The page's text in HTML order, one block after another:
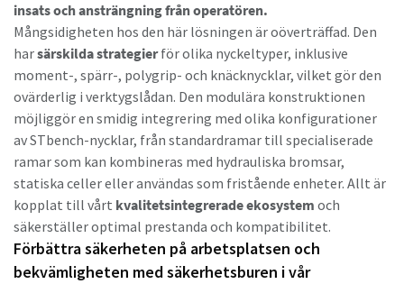
insats och ansträngning från operatören.
Mångsidigheten hos den här lösningen är oöverträffad. Den
harsärskilda strategierför olika nyckeltyper, inklusive
moment-, spärr-, polygrip- och knäcknycklar, vilket gör den
ovärderlig i verktygslådan. Den modulära konstruktionen
möjliggör en smidig integrering med olika konfigurationer
av STbench-nycklar, från standardramar till specialiserade
ramar som kan kombineras med hydrauliska bromsar,
statiska celler eller användas som fristående enheter. Allt är
kopplat till vårt kvalitetsintegrerade ekosystem och
säkerställer optimal prestanda och kompatibilitet.
Förbättra säkerheten på arbetsplatsen och
bekvämligheten med säkerhetsburen i vår